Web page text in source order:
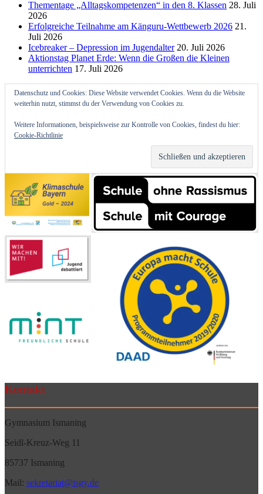
Thementage „Alltagskompetenzen“ in den 8. Klassen 28. Juli
2026
Erfolgreiche Teilnahme am Känguru-Wettbewerb 2026 21.
Juli 2026
Icebreaker – Depression im Jugendalter 20. Juli 2026
Aktionstag Planet Erde: Wenn die Großen die Kleinen
unterrichten 17. Juli 2026
Datenschutz und Cookies: Diese Website verwendet Cookies. Wenn du die Website
weiterhin nutzt, stimmst du der Verwendung von Cookies zu.
Weitere Informationen, beispielsweise zur Kontrolle von Cookies, findest du hier:
Cookie-Richtlinie
Kontakt
Gymnasium Ismaning
Seidl-Kreuz-Weg 11
85737 Ismaning
Mail: sekretariat@isgy.de